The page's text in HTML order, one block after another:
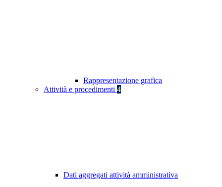
Rappresentazione grafica
Attività e procedimenti 4
Dati aggregati attività amministrativa